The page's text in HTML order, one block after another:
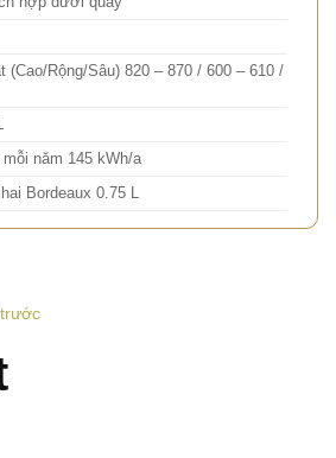
(Cao/Rộng/Sâu) 820 – 870 / 600 – 610 /
mỗi năm 145 kWh/a
Bordeaux 0.75 L